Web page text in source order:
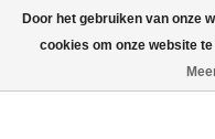
Door het gebruiken van onze
cookies om onze website